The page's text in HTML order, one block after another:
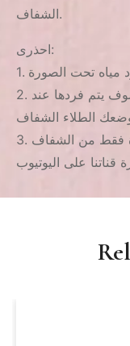
الشفاف.
احذرى:
2. اذا وجد تنيات خفيفة لا تنزعجى منها سوف يتم فردها عند